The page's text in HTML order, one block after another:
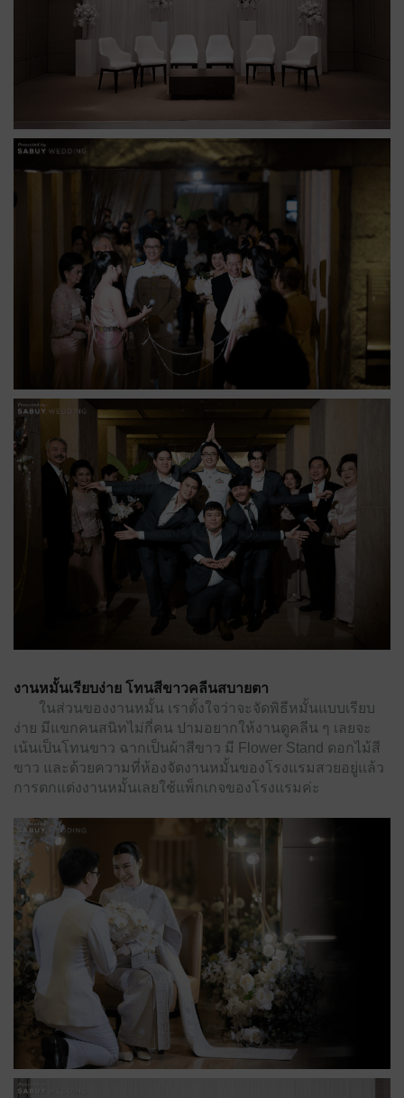
งานหมั้นเรียบง่าย โทนสีขาวคลีนสบายตา
ในส่วนของงานหมั้น เราตั้งใจว่าจะจัดพิธีหมั้นแบบเรียบ
ง่าย มีแขกคนสนิทไม่กี่คน ปามอยากให้งานดูคลีน ๆ เลยจะ
เน้นเป็นโทนขาว ฉากเป็นผ้าสีขาว มี Flower Stand ดอกไม้สี
ขาว และด้วยความที่ห้องจัดงานหมั้นของโรงแรมสวยอยู่แล้ว
การตกแต่งงานหมั้นเลยใช้แพ็กเกจของโรงแรมค่ะ